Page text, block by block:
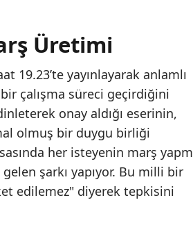
Üretimi
19.23’te yayınlayarak anlamlı
çalışma süreci geçirdiğini
onay aldığı eserinin,
olmuş bir duygu birliği
her isteyenin marş
şarkı yapıyor. Bu milli bir
edilemez" diyerek tepkisini